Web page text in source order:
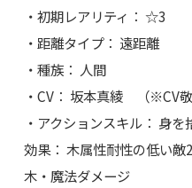
・初期レアリティ： ☆3
・距離タイプ： 遠距離
・種族： 人間
・CV： 坂本真綾 （※CV敬
・アクションスキル： 身
効果： 木属性耐性の低い
木・魔法ダメージ